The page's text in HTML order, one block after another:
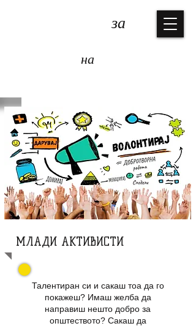
за
на
Талентиран си и сакаш тоа да го
покажеш? Имаш желба да
направиш нешто добро за
општеството? Сакаш да
МЛАДИ АКТИВИСТИ